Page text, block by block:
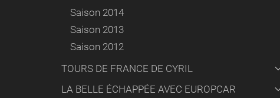
Saison 2014
Saison 2013
Saison 2012
TOURS DE FRANCE DE CYRIL
LA BELLE ÉCHAPPÉE AVEC EUROPCAR